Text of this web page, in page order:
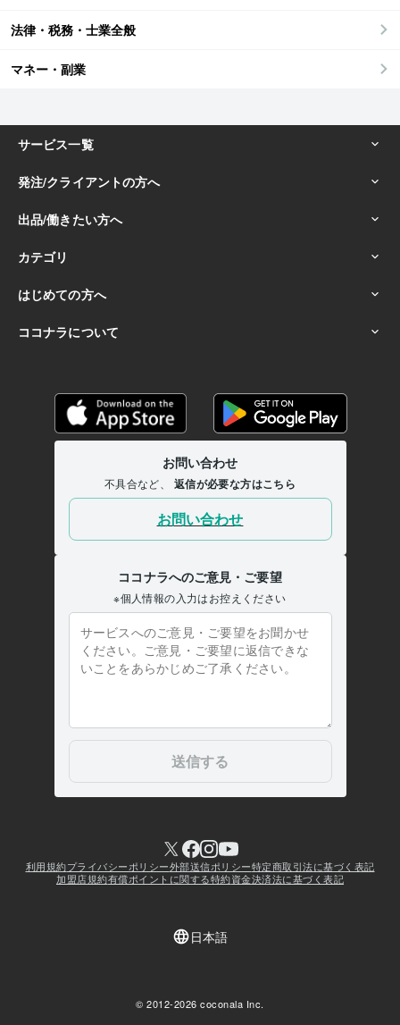
法律・税務・士業全般
マネー・副業